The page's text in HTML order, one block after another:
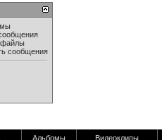
файлы
сообщения
Альбомы Видеоклипы